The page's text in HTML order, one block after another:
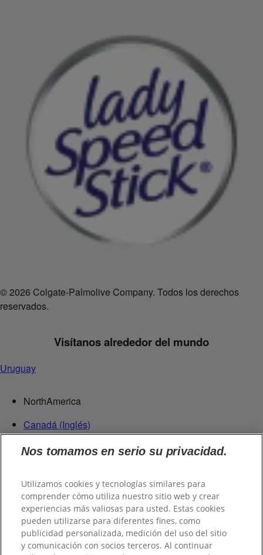
© 2026 Colgate-Palmolive Company. Todos los derechos
reservados.
Visítanos alrededor del mundo
Uruguay
NorthAmerica
Canadá (Inglés)
Canadá (Francés)
Estados Unidos
Centroamérica
Guatemala
Suramérica
Nos tomamos en serio su privacidad.
Utilizamos cookies y tecnologías similares para
comprender cómo utiliza nuestro sitio web y crear
experiencias más valiosas para usted. Estas cookies
pueden utilizarse para diferentes fines, como
publicidad personalizada, medición del uso del sitio
y comunicación con socios terceros. Al continuar